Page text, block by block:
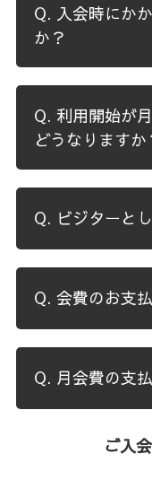
Q. 入会時にか
か？
Q. 利用開始が
どうなりますか
Q. ビジターと
Q. 会費のお支
Q. 月会費の支
ご入